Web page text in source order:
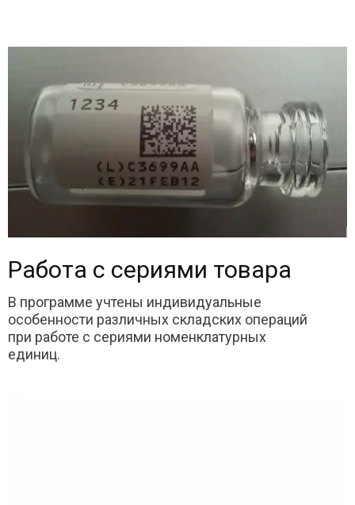
Работа с сериями товара
В программе учтены индивидуальные
особенности различных складских операций
при работе с сериями номенклатурных
единиц.